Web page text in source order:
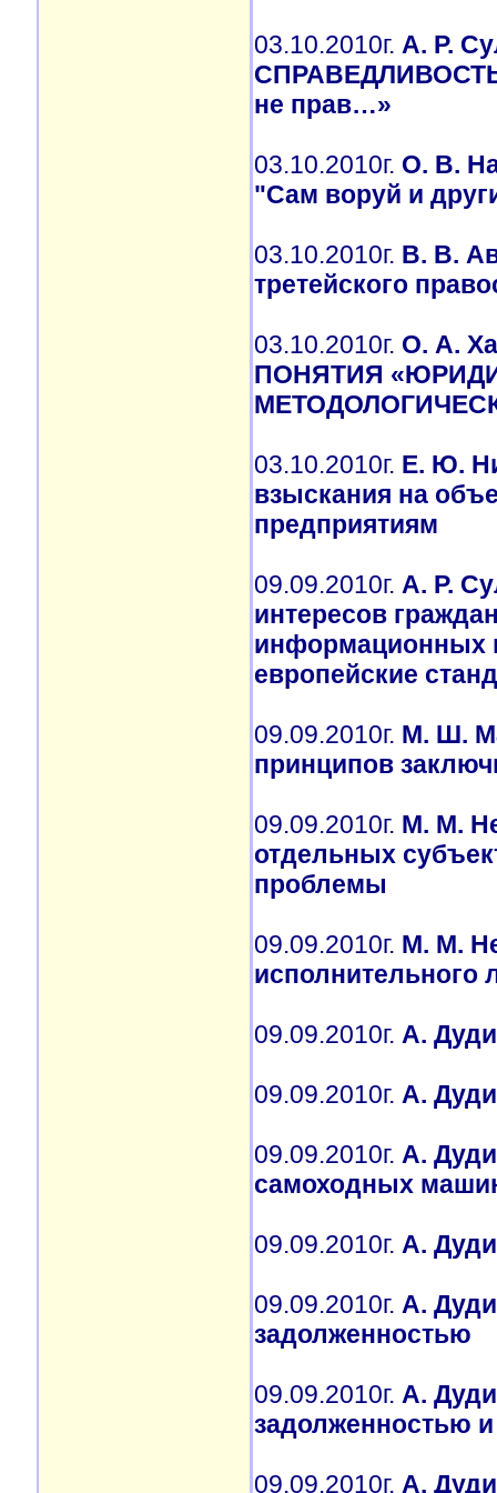
03.10.2010г. А. Р.
СПРАВЕДЛИВОСТЬ
не прав…»
03.10.2010г. О. В.
"Сам воруй и
03.10.2010г. В. В.
третейского
03.10.2010г. О. А.
ПОНЯТИЯ
03.10.2010г. Е. Ю.
взыскания на
предприятиям
09.09.2010г. А. Р.
интересов
информационных
европейские
09.09.2010г. М. Ш.
принципов
09.09.2010г. М. М.
отдельных
проблемы
09.09.2010г. М. М.
исполнительного
09.09.2010г. А.
09.09.2010г. А.
09.09.2010г. А.
самоходных
09.09.2010г. А.
09.09.2010г. А.
задолженностью
09.09.2010г. А.
задолженностью
09.09.2010г. А.